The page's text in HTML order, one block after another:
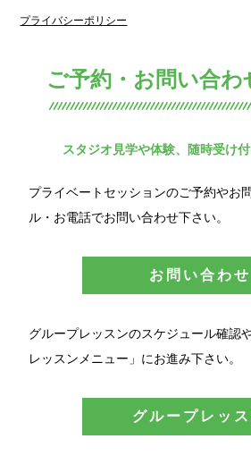
プライバシーポリシー
ご予約・お問い合わ
スタジオ見学や体験、随時受け付
プライベートセッションのご予約やお
ル・お電話でお問い合わせ下さい。
お問い合わせ
グループレッスンのスケジュール確認
レッスンメニュー」にお進み下さい。
グループレッ